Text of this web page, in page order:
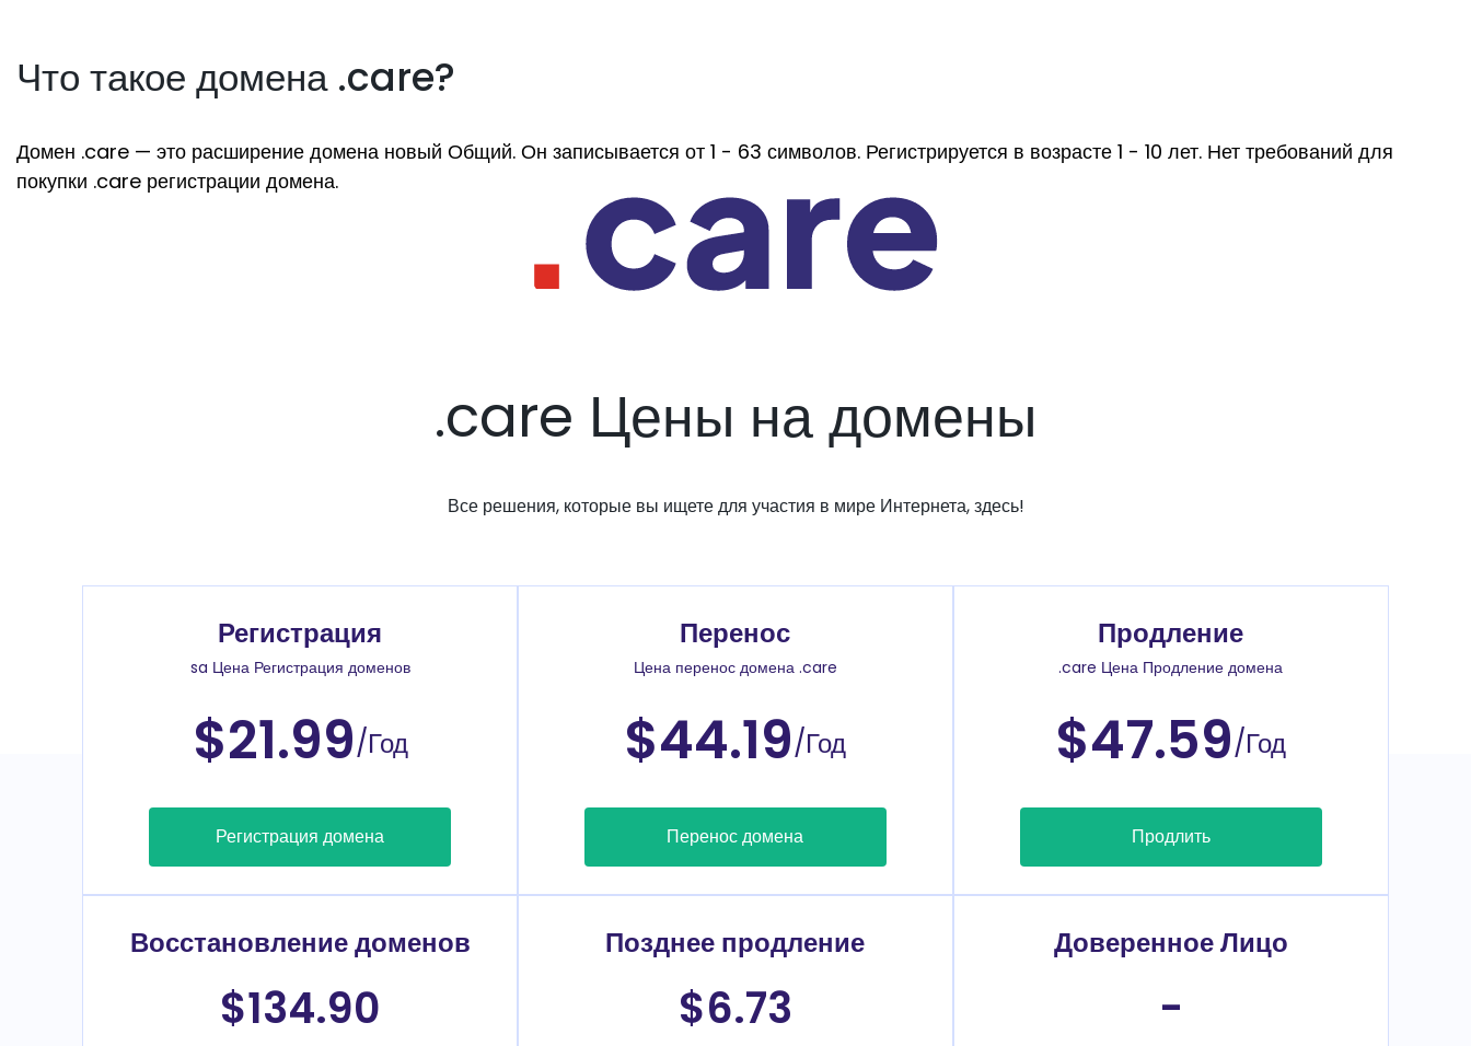
Что такое домена .care?
Домен .care — это расширение домена новый Общий. Он записывается от 1 - 63 символов. Регистрируется в возрасте 1 - 10 лет. Нет требований для
покупки .care регистрации домена.
.care Цены на домены
Все решения, которые вы ищете для участия в мире Интернета, здесь!
Регистрация
sa Цена Регистрация доменов
$21.99/Год
Регистрация домена
Перенос
Цена перенос домена .care
$44.19/Год
Перенос домена
Продление
.care Цена Продление домена
$47.59/Год
Продлить
Восстановление доменов
$134.90
Позднее продление
$6.73
Доверенное Лицо
-